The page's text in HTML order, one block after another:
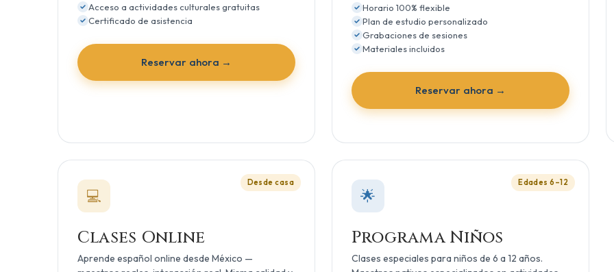
Acceso a actividades culturales gratuitas
Certificado de asistencia
Reservar ahora →
Horario 100% flexible
Plan de estudio personalizado
Grabaciones de sesiones
Materiales incluidos
Reservar ahora →
Desde casa
💻
Clases Online
Aprende español online desde México —
Edades 6–12
🌟
Programa Niños
Clases especiales para niños de 6 a 12 años.